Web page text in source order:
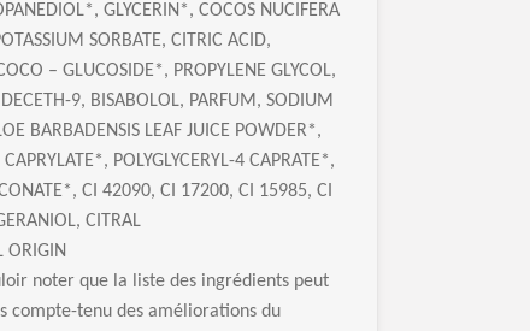
GLYCERIN*, COCOS NUCIFERA
SORBATE, CITRIC ACID,
– GLUCOSIDE*, PROPYLENE GLYCOL,
9, BISABOLOL, PARFUM, SODIUM
BARBADENSIS LEAF JUICE POWDER*,
POLYGLYCERYL-4 CAPRATE*,
CI 42090, CI 17200, CI 15985, CI
CITRAL
ORIGIN
noter que la liste des ingrédients peut
compte-tenu des améliorations du